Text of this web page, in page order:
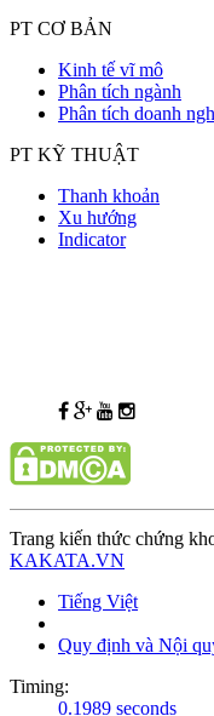
PT CƠ BẢN
Kinh tế vĩ mô
Phân tích ngành
Phân tích doanh
PT KỸ THUẬT
Thanh khoản
Xu hướng
Indicator
Trang kiến thức chứng
KAKATA.VN
Tiếng Việt
Quy định và Nội
Timing:
0.1989 seconds